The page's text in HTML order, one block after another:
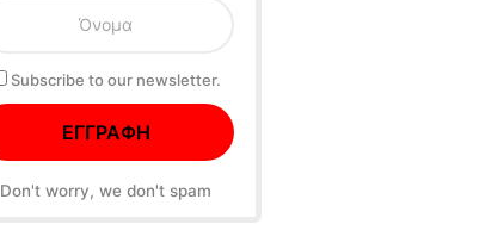
Subscribe to our newsletter.
Don't worry, we don't spam